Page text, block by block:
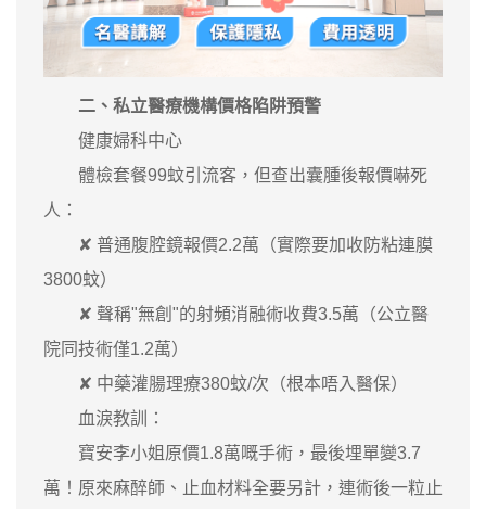
二、私立醫療機構價格陷阱預警
健康婦科中心
體檢套餐99蚊引流客，但查出囊腫後報價嚇死
人：
✘ 普通腹腔鏡報價2.2萬（實際要加收防粘連膜
3800蚊）
✘ 聲稱"無創"的射頻消融術收費3.5萬（公立醫
院同技術僅1.2萬）
✘ 中藥灌腸理療380蚊/次（根本唔入醫保）
血淚教訓：
寶安李小姐原價1.8萬嘅手術，最後埋單變3.7
萬！原來麻醉師、止血材料全要另計，連術後一粒止